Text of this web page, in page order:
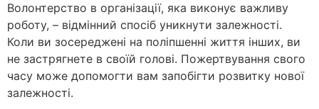
Волонтерство в організації, яка виконує важливу
роботу, – відмінний спосіб уникнути залежності.
Коли ви зосереджені на поліпшенні життя інших, ви
не застрягнете в своїй голові. Пожертвування свого
часу може допомогти вам запобігти розвитку нової
залежності.